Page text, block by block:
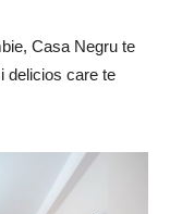
Casa Negru te
delicios care te